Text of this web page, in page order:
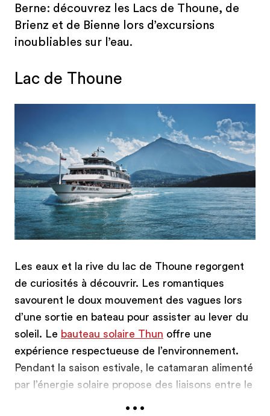
Berne: découvrez les Lacs de Thoune, de
Brienz et de Bienne lors d’excursions
inoubliables sur l’eau.
Lac de Thoune
Les eaux et la rive du lac de Thoune regorgent
de curiosités à découvrir. Les romantiques
savourent le doux mouvement des vagues lors
d’une sortie en bateau pour assister au lever du
soleil. Le bauteau solaire Thun offre une
expérience respectueuse de l’environnement.
Pendant la saison estivale, le catamaran alimenté
par l’énergie solaire propose des liaisons entre le
...